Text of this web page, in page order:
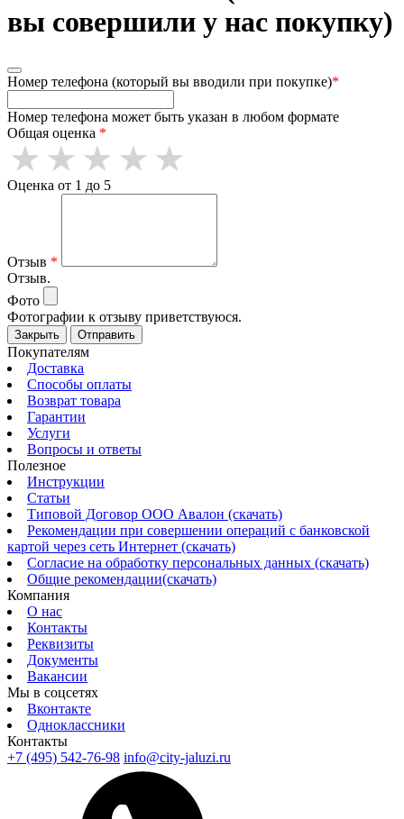
вы совершили у нас покупку)
Номер телефона (который вы вводили при покупке)*
Номер телефона может быть указан в любом формате
Общая оценка *
Оценка от 1 до 5
Отзыв *
Отзыв.
Фото
Фотографии к отзыву приветствуюся.
Закрыть Отправить
Покупателям
Доставка
Способы оплаты
Возврат товара
Гарантии
Услуги
Вопросы и ответы
Полезное
Инструкции
Статьи
Типовой Договор ООО Авалон (скачать)
Рекомендации при совершении операций с банковской
картой через сеть Интернет (скачать)
Согласие на обработку персональных данных (скачать)
Общие рекомендации(скачать)
Компания
О нас
Контакты
Реквизиты
Документы
Вакансии
Мы в соцсетях
Вконтакте
Одноклассники
Контакты
+7 (495) 542-76-98 info@city-jaluzi.ru